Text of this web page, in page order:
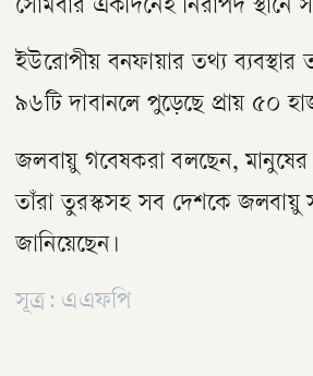
সোমবার একদিনেই নিরাপদ স্থানে
ইউরোপীয় বনফায়ার তথ্য
৯৬টি দাবানলে পুড়েছে প্রায় ৫০
জলবায়ু গবেষকরা বলছেন, মানুষের
তাঁরা তুরস্কসহ সব দেশকে জলবায়ু
জানিয়েছেন।
সূত্র: এএফপি